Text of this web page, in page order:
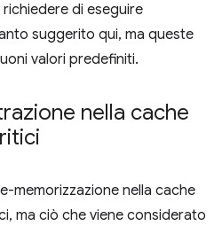
di eseguire
suggerito qui, ma queste
valori predefiniti.
nella cache
memorizzazione nella cache
ma ciò che viene considerato